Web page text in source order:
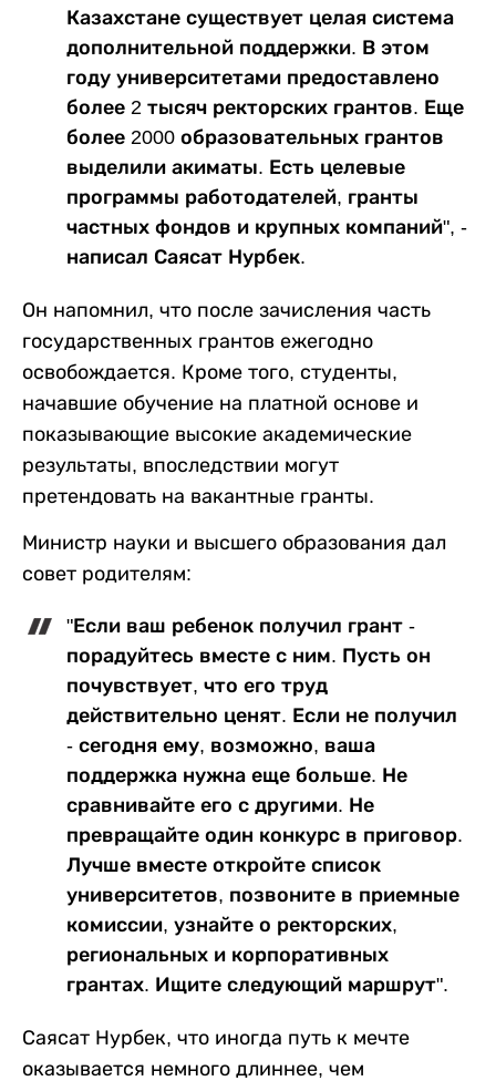
Казахстане существует целая система
дополнительной поддержки. В этом
году университетами предоставлено
более 2 тысяч ректорских грантов. Еще
более 2000 образовательных грантов
выделили акиматы. Есть целевые
программы работодателей, гранты
частных фондов и крупных компаний", -
написал Саясат Нурбек.
Он напомнил, что после зачисления часть
государственных грантов ежегодно
освобождается. Кроме того, студенты,
начавшие обучение на платной основе и
показывающие высокие академические
результаты, впоследствии могут
претендовать на вакантные гранты.
Министр науки и высшего образования дал
совет родителям:
"Если ваш ребенок получил грант -
порадуйтесь вместе с ним. Пусть он
почувствует, что его труд
действительно ценят. Если не получил
- сегодня ему, возможно, ваша
поддержка нужна еще больше. Не
сравнивайте его с другими. Не
превращайте один конкурс в приговор.
Лучше вместе откройте список
университетов, позвоните в приемные
комиссии, узнайте о ректорских,
региональных и корпоративных
грантах. Ищите следующий маршрут".
Саясат Нурбек, что иногда путь к мечте
оказывается немного длиннее, чем